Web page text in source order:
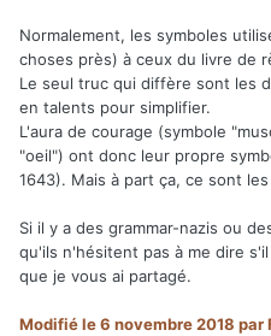
Normalement, les symboles
choses près) à ceux du livre de
Le seul truc qui diffère sont les
en talents pour simplifier.
L'aura de courage (symbole
"oeil") ont donc leur propre
1643). Mais à part ça, ce sont
Si il y a des grammar-nazis ou
qu'ils n'hésitent pas à me dire
que je vous ai partagé.
Modifiéle 6 novembre 2018 par